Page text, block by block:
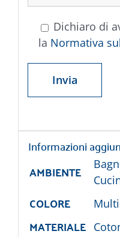
Dichiaro di
la Normativa
Informazioni
AMBIENTE
COLORE
MATERIALE